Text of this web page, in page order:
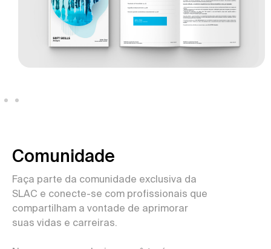
Comunidade
Faça parte da comunidade exclusiva da
SLAC e conecte-se com profissionais que
compartilham a vontade de aprimorar
suas vidas e carreiras.